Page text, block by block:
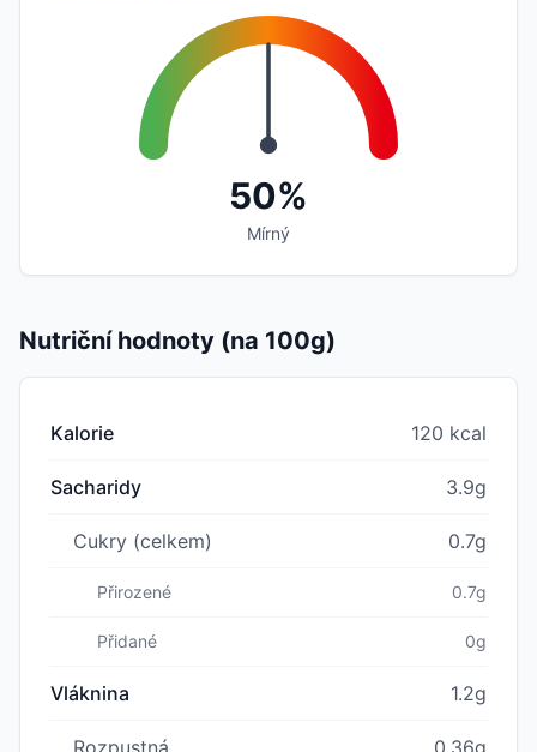
50%
Mírný
Nutriční hodnoty (na 100g)
Kalorie 120 kcal
Sacharidy 3.9g
Cukry (celkem) 0.7g
Přirozené 0.7g
Přidané 0g
Vláknina 1.2g
Rozpustná 0.36g